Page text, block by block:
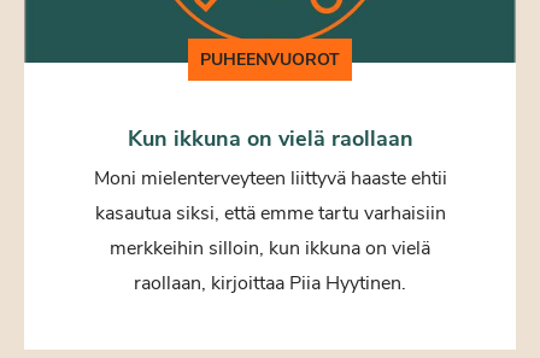
PUHEENVUOROT
Kun ikkuna on vielä raollaan
Moni mielenterveyteen liittyvä haaste ehtii
kasautua siksi, että emme tartu varhaisiin
merkkeihin silloin, kun ikkuna on vielä
raollaan, kirjoittaa Piia Hyytinen.